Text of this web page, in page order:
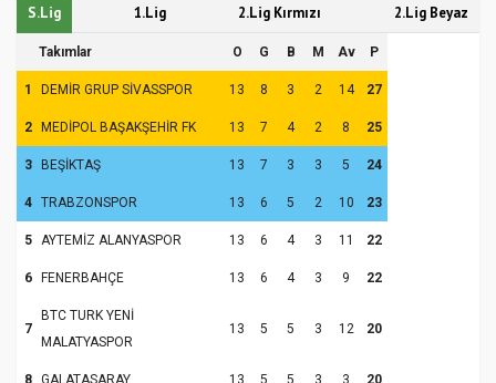
S.Lig 1.Lig 2.Lig Kırmızı 2.Lig Beyaz
Takımlar O G B M Av P
1 DEMİR GRUP SİVASSPOR 13 8 3 2 14 27
2 MEDİPOL BAŞAKŞEHİR FK 13 7 4 2 8 25
3 BEŞİKTAŞ 13 7 3 3 5 24
4 TRABZONSPOR 13 6 5 2 10 23
5 AYTEMİZ ALANYASPOR 13 6 4 3 11 22
6 FENERBAHÇE 13 6 4 3 9 22
7
BTC TURK YENİ
MALATYASPOR
13 5 5 3 12 20
8 GALATASARAY 13 5 5 3 3 20